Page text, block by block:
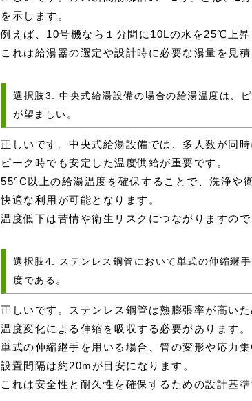
を示します。
例えば、10号機なら１分間に10Lの水を25℃上昇
これは給湯器の選定や設計時に必要な湯量を見
選択肢3. 中央式給湯設備の場合の給湯温度は、
が望ましい。
正しいです。中央式給湯設備では、多人数が同時
ピーク時でも安定した温度供給が重要です。
55°C以上の給湯温度を確保することで、洗浄や
快適な利用が可能となります。
温度低下は苦情や衛生リスクにつながりますので
選択肢4. ステンレス鋼管において単式の伸縮継
度である。
正しいです。ステンレス鋼管は熱膨張率が高いた
温度変化による伸縮を吸収する必要があります。
単式の伸縮継手を用いる場合、管の変形や応力集
設置間隔は約20mが目安になります。
これは安全性と耐久性を確保するための設計基準